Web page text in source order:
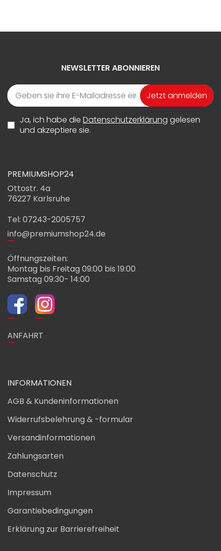
NEWSLETTER ABONNIEREN
Jetzt anmelden
Ja, ich habe die Datenschutzerklärung gelesen
und akzeptiere sie.
PREMIUMSHOP24
Ottostr. 4a
76227 Karlsruhe
Tel: 07243-2005757
info@premiumshop24.de
Öffnungszeiten:
Montag bis Freitag 09:00 bis 19:00
Samstag 09:30- 14:00
ANFAHRT
INFORMATIONEN
AGB & Kundeninformationen
Widerrufsbelehrung & -formular
Versandinformationen
Zahlungsarten
Datenschutz
Impressum
Garantiebedingungen
Erklärung zur Barrierefreiheit